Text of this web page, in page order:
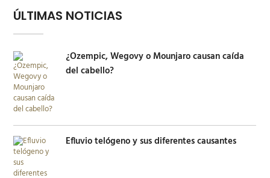
ÚLTIMAS NOTICIAS
¿Ozempic, Wegovy o Mounjaro causan caída
del cabello?
Efluvio telógeno y sus diferentes causantes